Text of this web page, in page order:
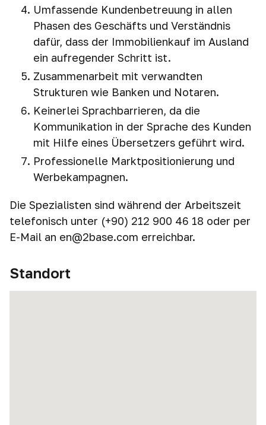
Umfassende Kundenbetreuung in allen
Phasen des Geschäfts und Verständnis
dafür, dass der Immobilienkauf im Ausland
ein aufregender Schritt ist.
Zusammenarbeit mit verwandten
Strukturen wie Banken und Notaren.
Keinerlei Sprachbarrieren, da die
Kommunikation in der Sprache des Kunden
mit Hilfe eines Übersetzers geführt wird.
Professionelle Marktpositionierung und
Werbekampagnen.
Die Spezialisten sind während der Arbeitszeit
telefonisch unter (+90) 212 900 46 18 oder per
E-Mail an en@2base.com erreichbar.
Standort